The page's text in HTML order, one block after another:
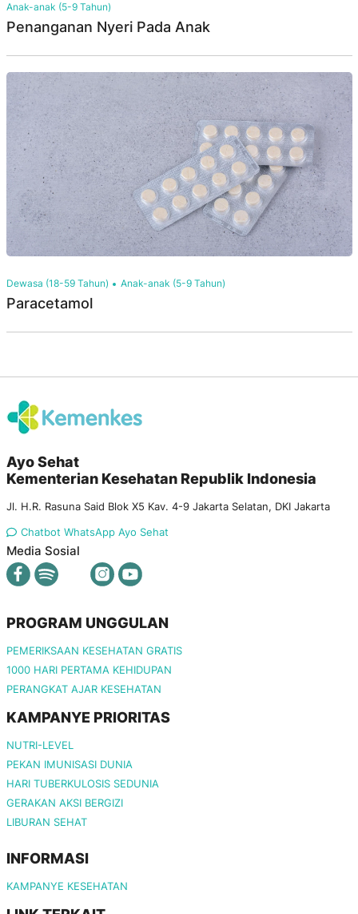
Anak-anak (5-9 Tahun)
Penanganan Nyeri Pada Anak
Dewasa (18-59 Tahun) Anak-anak (5-9 Tahun)
Paracetamol
Ayo Sehat
Kementerian Kesehatan Republik Indonesia
Jl. H.R. Rasuna Said Blok X5 Kav. 4-9 Jakarta Selatan, DKI Jakarta
Chatbot WhatsApp Ayo Sehat
Media Sosial
PROGRAM UNGGULAN
PEMERIKSAAN KESEHATAN GRATIS
1000 HARI PERTAMA KEHIDUPAN
PERANGKAT AJAR KESEHATAN
KAMPANYE PRIORITAS
NUTRI-LEVEL
PEKAN IMUNISASI DUNIA
HARI TUBERKULOSIS SEDUNIA
GERAKAN AKSI BERGIZI
LIBURAN SEHAT
INFORMASI
KAMPANYE KESEHATAN